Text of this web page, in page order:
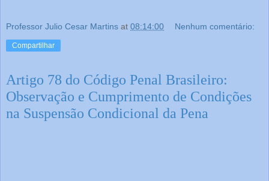
Professor Julio Cesar Martins at 08:14:00 Nenhum comentário:
Compartilhar
Artigo 78 do Código Penal Brasileiro:
Observação e Cumprimento de Condições
na Suspensão Condicional da Pena